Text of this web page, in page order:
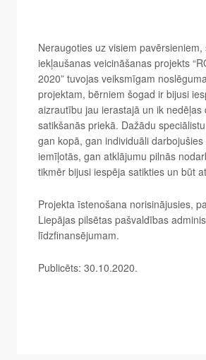
Neraugoties uz visiem pavērsieniem,
iekļaušanas veicināšanas projekts
2020” tuvojas veiksmīgam
projektam, bērniem šogad ir bijusi
aizrautību jau ierastajā un ik nedēļas
satikšanās priekā. Dažādu
gan kopā, gan individuāli darbojušies
iemīļotās, gan atklājumu pilnās
tikmēr bijusi iespēja satikties un būt
Projekta īstenošana norisinājusies,
Liepājas pilsētas pašvaldības
līdzfinansējumam.
Publicēts: 30.10.2020.